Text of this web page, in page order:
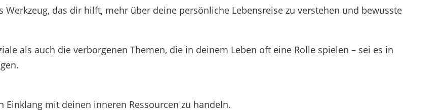
Werkzeug, das dir hilft, mehr über deine persönliche Lebensreise zu verstehen und bewusste
als auch die verborgenen Themen, die in deinem Leben oft eine Rolle spielen – sei es in
mit deinen inneren Ressourcen zu handeln.